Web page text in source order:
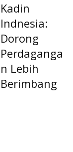
Kadin
Indnesia:
Dorong
Perdaganga
n Lebih
Berimbang